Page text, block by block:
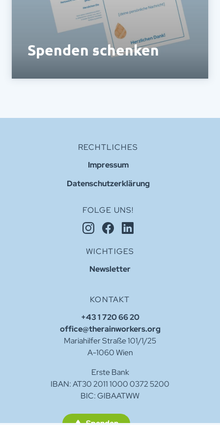
Spenden schenken
RECHTLICHES
Impressum
Datenschutzerklärung
FOLGE UNS!
WICHTIGES
Newsletter
KONTAKT
+43 1 720 66 20
office@therainworkers.org
Mariahilfer Straße 101/1/25
A-1060 Wien
Erste Bank
IBAN: AT30 2011 1000 0372 5200
BIC: GIBAATWW